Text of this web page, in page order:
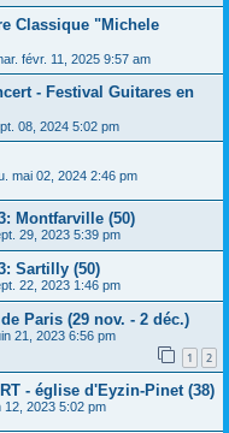
Classique "Michele
févr. 11, 2025 9:57 am
- Festival Guitares en
08, 2024 5:02 pm
mai 02, 2024 2:46 pm
Montfarville (50)
29, 2023 5:39 pm
Sartilly (50)
22, 2023 1:46 pm
Paris (29 nov. - 2 déc.)
21, 2023 6:56 pm
1 2
- église d'Eyzin-Pinet (38)
12, 2023 5:02 pm